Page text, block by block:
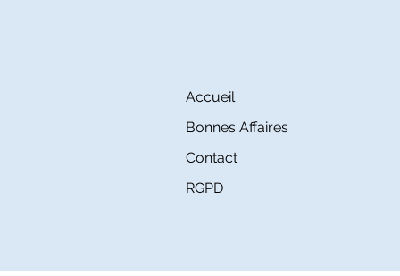
Accueil
Bonnes Affaires
Contact
RGPD